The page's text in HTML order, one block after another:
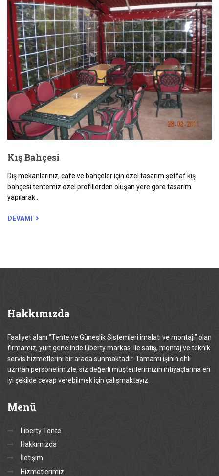
Kış Bahçesi
Dış mekanlarınız, cafe ve bahçeler için özel tasarım şeffaf kış
bahçesi tentemiz özel profillerden oluşan yere göre tasarım
yapılarak...
DEVAMI
Hakkımızda
Faaliyet alanı “Tente ve Güneşlik Sistemleri imalatı ve montajı” olan
firmamız, yurt genelinde Liberty markası ile satış, montaj ve teknik
servis hizmetlerini bir arada sunmaktadır. Tamamı işinin ehli
uzman personelimizle, siz değerli müşterilerimizin ihtiyaçlarına en
iyi şekilde cevap verebilmek için çalışmaktayız.
Menü
Liberty Tente
Hakkımızda
İletişim
Hizmetlerimiz